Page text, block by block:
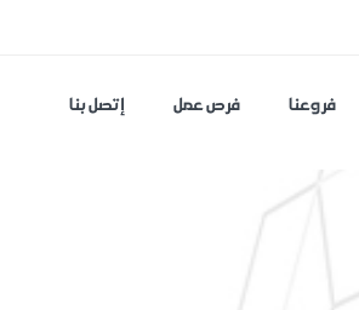
إتصل بنا فرص عمل فروعنا